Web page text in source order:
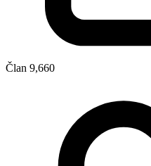
Član 9,660